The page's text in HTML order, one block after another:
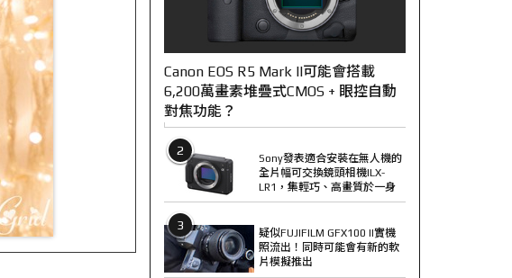
Canon EOS R5 Mark II可能會搭載
6,200萬畫素堆疊式CMOS + 眼控自動
對焦功能？
2
Sony發表適合安裝在無人機的
全片幅可交換鏡頭相機ILX-
LR1，集輕巧、高畫質於一身
3
疑似FUJIFILM GFX100 II實機
照流出！同時可能會有新的軟
片模擬推出